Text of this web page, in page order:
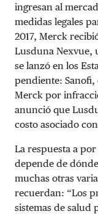
ingresan al
medidas legales
2017, Merck
Lusduna Nexvue,
se lanzó en los
pendiente:
Merck por
anunció que
costo asociado
La respuesta a
depende de
muchas otras
recuerdan: “Los
sistemas de salud